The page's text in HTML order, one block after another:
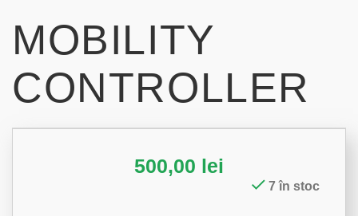
MOBILITY
CONTROLLER
500,00 lei
7 în stoc